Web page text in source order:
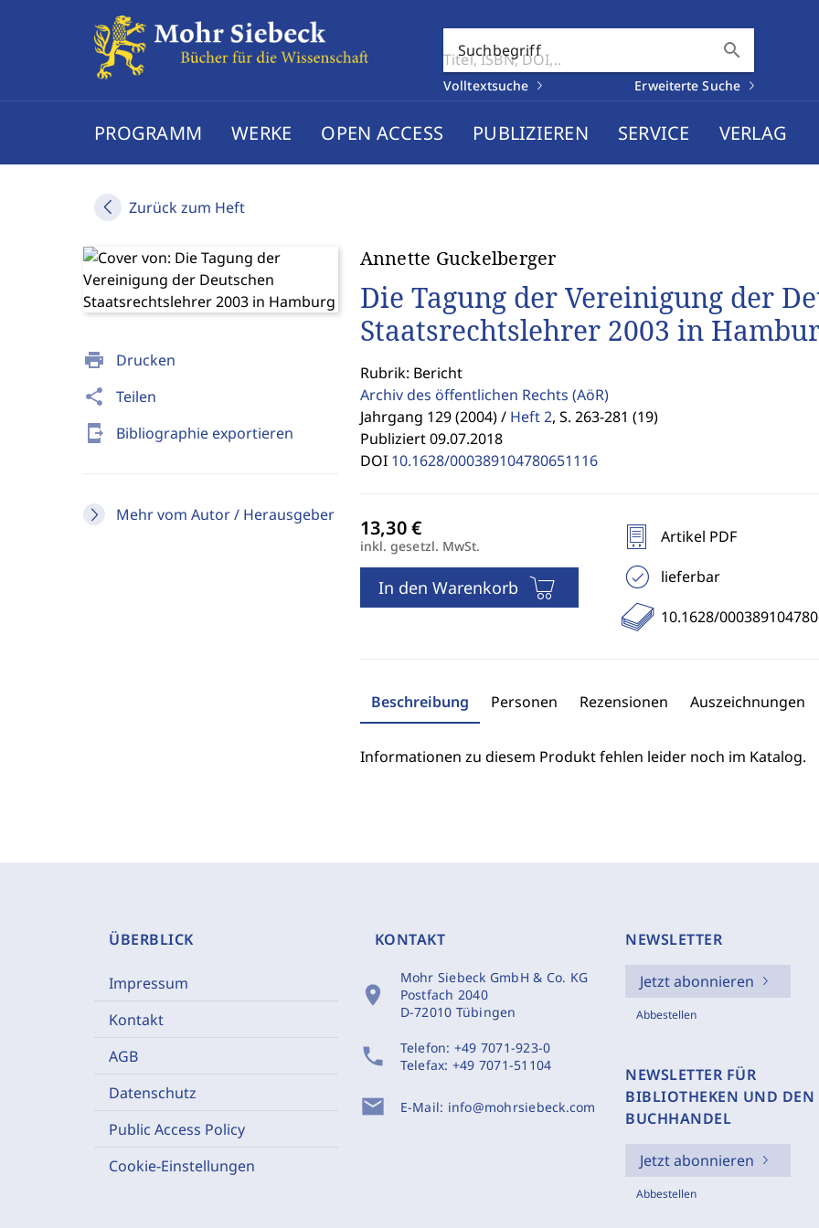
Suchbegriff search
Volltextsuche Erweiterte Suche
PROGRAMM WERKE OPEN ACCESS PUBLIZIEREN SERVICE VERLAG
Zurück zum Heft
print Drucken
share Teilen
send_to_mobile Bibliographie exportieren
Mehr vom Autor / Herausgeber
Annette Guckelberger
Die Tagung der Vereinigung der
Staatsrechtslehrer 2003 in
Rubrik: Bericht
Archiv des öffentlichen Rechts (AöR)
Jahrgang 129 (2004) / Heft 2, S. 263-281 (19)
Publiziert 09.07.2018
DOI 10.1628/000389104780651116
inkl. gesetzl. MwSt.
In den Warenkorb
Artikel PDF
lieferbar
10.1628/
Beschreibung Personen Rezensionen Auszeichnungen
Informationen zu diesem Produkt fehlen leider noch im Katalog.
ÜBERBLICK
Impressum
Kontakt
AGB
Datenschutz
Public Access Policy
Cookie-Einstellungen
KONTAKT
location_on
Mohr Siebeck GmbH & Co. KG
Postfach 2040
D-72010 Tübingen
phone Telefon: +49 7071-923-0
Telefax: +49 7071-51104
mail E-Mail: info@mohrsiebeck.com
NEWSLETTER
Jetzt abonnieren
Abbestellen
NEWSLETTER FÜR
BIBLIOTHEKEN UND DEN
BUCHHANDEL
Jetzt abonnieren
Abbestellen